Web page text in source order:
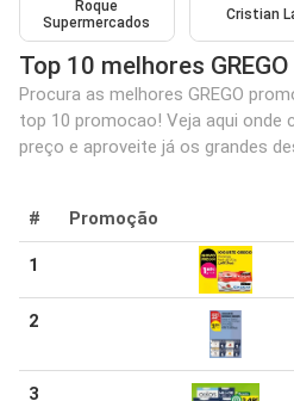
Roque
Supermercados
Cristian
Top 10 melhores
Procura as melhores GREGO
top 10 promocao! Veja aqui onde
preço e aproveite já os grandes
# Promoção
1
2
3